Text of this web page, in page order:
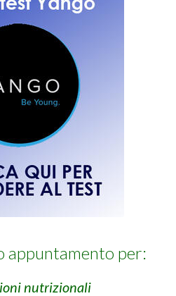
appuntamento per:
nutrizionali